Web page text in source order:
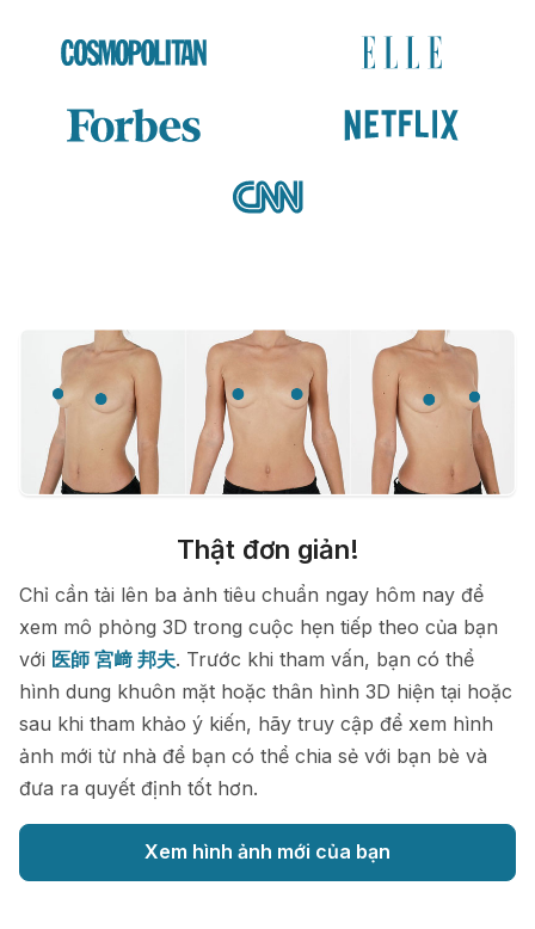
Thật đơn giản!
Chỉ cần tải lên ba ảnh tiêu chuẩn ngay hôm nay để
xem mô phỏng 3D trong cuộc hẹn tiếp theo của bạn
với 医師 宮﨑 邦夫. Trước khi tham vấn, bạn có thể
hình dung khuôn mặt hoặc thân hình 3D hiện tại hoặc
sau khi tham khảo ý kiến, hãy truy cập để xem hình
ảnh mới từ nhà để bạn có thể chia sẻ với bạn bè và
đưa ra quyết định tốt hơn.
Xem hình ảnh mới của bạn